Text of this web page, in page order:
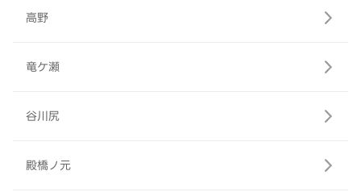
高野
竜ケ瀬
谷川尻
殿橋ノ元